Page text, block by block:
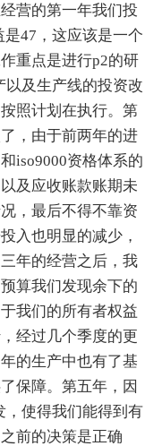
营的第一年我们投
47，这应该是一个
重点是进行p2的研
以及生产线的投资改
照计划在执行。第
，由于前两年的进
iso9000资格体系的
及应收账款账期未
，最后不得不靠资
入也明显的减少，
年的经营之后，我
算我们发现余下的
我们的所有者权益
经过几个季度的更
的生产中也有了基
保障。第五年，因
，使得我们能得到有
前的决策是正确